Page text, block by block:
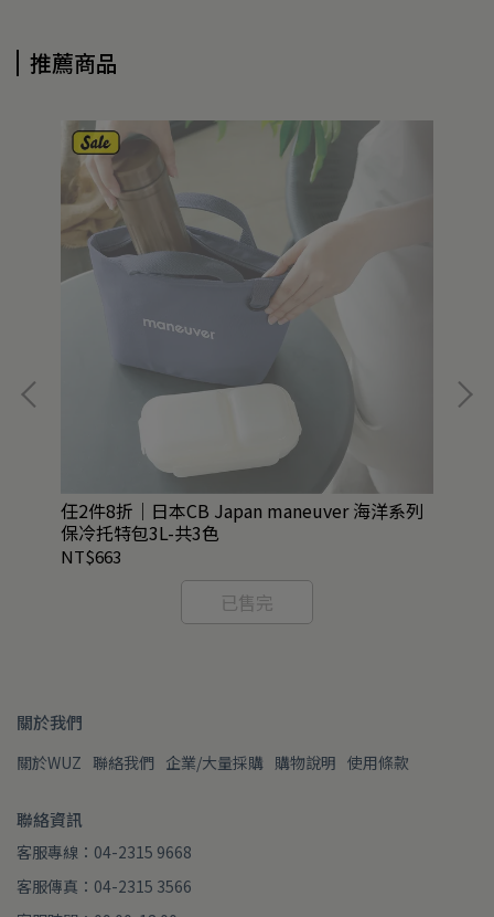
推薦商品
任2件8折｜日本CB Japan maneuver 海洋系列
保冷托特包3L-共3色
NT$663
已售完
關於我們
關於WUZ 聯絡我們 企業/大量採購 購物說明 使用條款
聯絡資訊
客服專線：04-2315 9668
客服傳真：04-2315 3566